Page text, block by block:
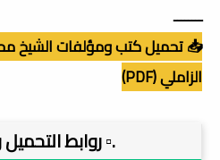
ــــــــ
📥 تحميل كتب ومؤلفات الشيخ
الزاملي (PDF)
.▫️ روابط